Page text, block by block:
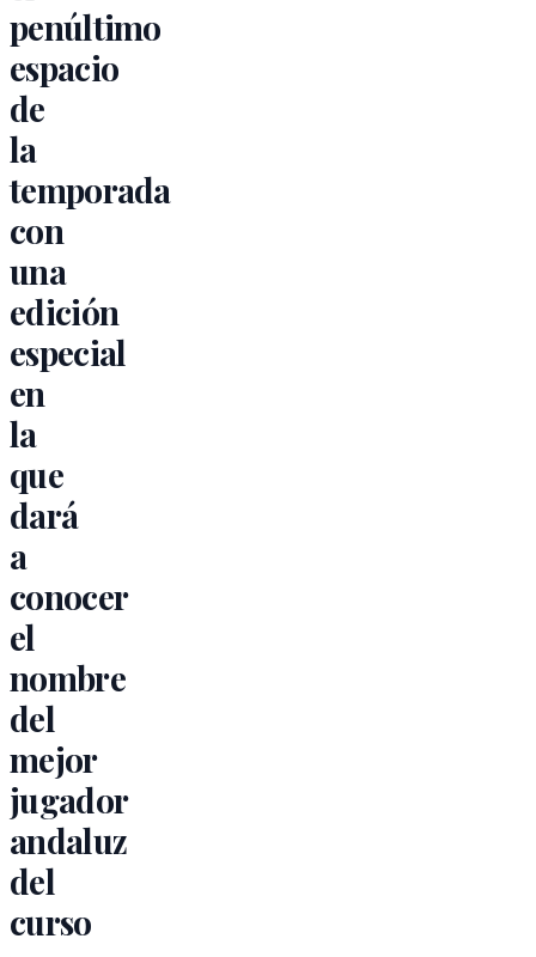
penúltimo
espacio
de
la
temporada
con
una
edición
especial
en
la
que
dará
a
conocer
el
nombre
del
mejor
jugador
andaluz
del
curso